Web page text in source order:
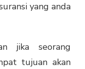
yang anda
jika seorang
tujuan akan